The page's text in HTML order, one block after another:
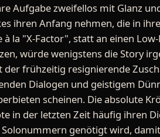
Aufgabe zweifellos mit Glanz
ihren Anfang nehmen, die in
la "X-Factor", statt an einen
würde wenigstens die Story
frühzeitig resignierende
Dialogen und geistigem
scheinen. Die absolute
in der letzten Zeit häufig ihren
genötigt wird,